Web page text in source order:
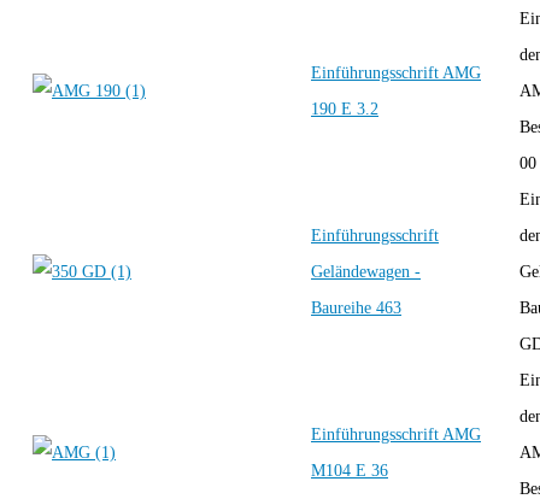
Einführungsschrift AMG
190 E 3.2
Einführungsschrift
Geländewagen -
Baureihe 463
Einführungsschrift AMG
M104 E 36